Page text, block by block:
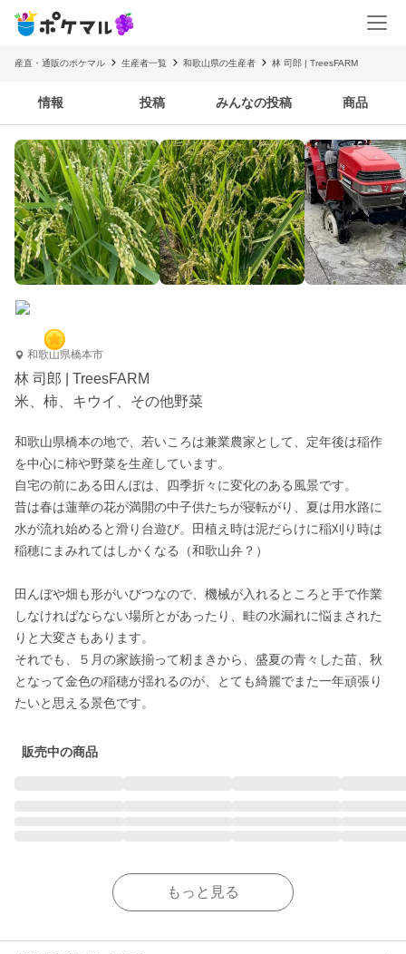
産直・通販のポケマル 生産者一覧 和歌山県の生産者 林 司郎 | TreesFARM
情報 投稿 みんなの投稿 商品
和歌山県橋本市
林 司郎 | TreesFARM
米、柿、キウイ、その他野菜
和歌山県橋本の地で、若いころは兼業農家として、定年後は稲作
を中心に柿や野菜を生産しています。
自宅の前にある田んぼは、四季折々に変化のある風景です。
昔は春は蓮華の花が満開の中子供たちが寝転がり、夏は用水路に
水が流れ始めると滑り台遊び。田植え時は泥だらけに稲刈り時は
稲穂にまみれてはしかくなる（和歌山弁？）
田んぼや畑も形がいびつなので、機械が入れるところと手で作業
しなければならない場所とがあったり、畦の水漏れに悩まされた
りと大変さもあります。
それでも、５月の家族揃って籾まきから、盛夏の青々した苗、秋
となって金色の稲穂が揺れるのが、とても綺麗でまた一年頑張り
たいと思える景色です。
販売中の商品
もっと見る